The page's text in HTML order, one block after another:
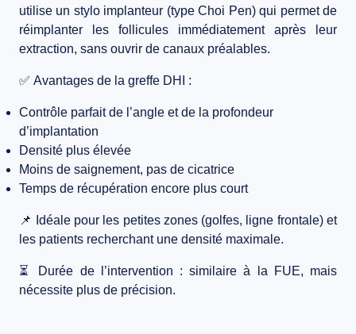
utilise un stylo implanteur (type Choi Pen) qui permet de
réimplanter les follicules immédiatement après leur
extraction, sans ouvrir de canaux préalables.
✅ Avantages de la greffe DHI :
Contrôle parfait de l’angle et de la profondeur
d’implantation
Densité plus élevée
Moins de saignement, pas de cicatrice
Temps de récupération encore plus court
📌 Idéale pour les petites zones (golfes, ligne frontale) et
les patients recherchant une densité maximale.
⏳ Durée de l’intervention : similaire à la FUE, mais
nécessite plus de précision.